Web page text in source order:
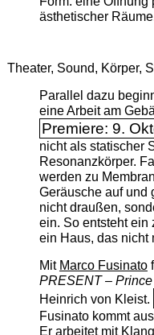
ästhetischer
Theater, Sound, Körper,
Parallel dazu
eine Arbeit am
Premiere: 9.
nicht als statischer
Resonanzkörper.
werden zu
Geräusche auf und
nicht draußen,
ein. So entsteht ein
ein Haus, das nicht
Mit Marco Fusinato
PRESENT –
Heinrich von Kleist.
Fusinato kommt
Er arbeitet mit